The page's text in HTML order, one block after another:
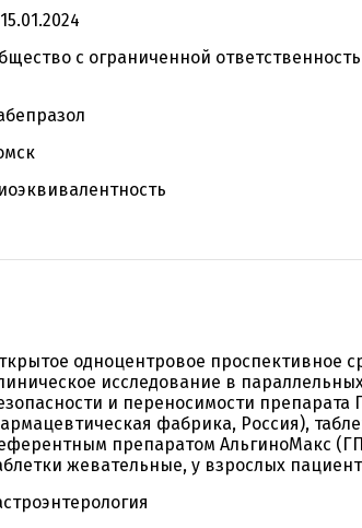
с ограниченной
одноцентровое проспективное
исследование в
и переносимости препарата
фабрика, Россия),
препаратом АльгиноМакс
жевательные, у взрослых